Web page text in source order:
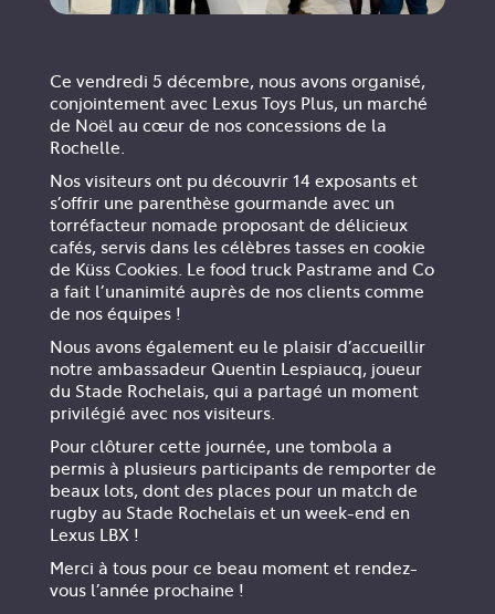
Ce vendredi 5 décembre, nous avons organisé,
conjointement avec Lexus Toys Plus, un marché
de Noël au cœur de nos concessions de la
Rochelle.
Nos visiteurs ont pu découvrir 14 exposants et
s’offrir une parenthèse gourmande avec un
torréfacteur nomade proposant de délicieux
cafés, servis dans les célèbres tasses en cookie
de Küss Cookies. Le food truck Pastrame and Co
a fait l’unanimité auprès de nos clients comme
de nos équipes !
Nous avons également eu le plaisir d’accueillir
notre ambassadeur Quentin Lespiaucq, joueur
du Stade Rochelais, qui a partagé un moment
privilégié avec nos visiteurs.
Pour clôturer cette journée, une tombola a
permis à plusieurs participants de remporter de
beaux lots, dont des places pour un match de
rugby au Stade Rochelais et un week-end en
Lexus LBX !
Merci à tous pour ce beau moment et rendez-
vous l’année prochaine !